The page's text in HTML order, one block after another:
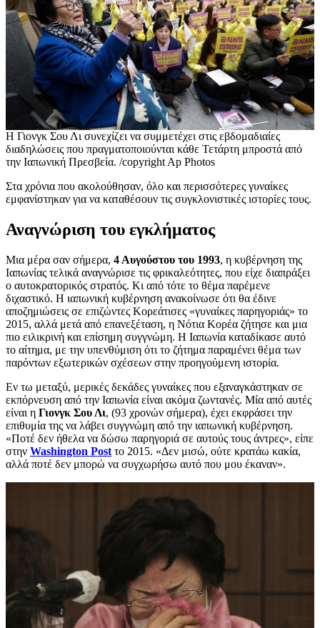
Η Γιονγκ Σου Λι συνεχίζει να συμμετέχει στις εβδομαδιαίες
διαδηλώσεις που πραγματοποιούνται κάθε Τετάρτη μπροστά από
την Ιαπωνική Πρεσβεία. /copyright Ap Photos
Στα χρόνια που ακολούθησαν, όλο και περισσότερες γυναίκες
εμφανίστηκαν για να καταθέσουν τις συγκλονιστικές ιστορίες τους.
Αναγνώριση του εγκλήματος
Μια μέρα σαν σήμερα, 4 Αυγούστου του 1993, η κυβέρνηση της
Ιαπωνίας τελικά αναγνώρισε τις φρικαλεότητες, που είχε διαπράξει
ο αυτοκρατορικός στρατός. Κι από τότε το θέμα παρέμενε
διχαστικό. Η ιαπωνική κυβέρνηση ανακοίνωσε ότι θα έδινε
αποζημιώσεις σε επιζώντες Κορεάτισες «γυναίκες παρηγοριάς» το
2015, αλλά μετά από επανεξέταση, η Νότια Κορέα ζήτησε και μια
πιο ειλικρινή και επίσημη συγγνώμη. Η Ιαπωνία καταδίκασε αυτό
το αίτημα, με την υπενθύμιση ότι το ζήτημα παραμένει θέμα των
παρόντων εξωτερικών σχέσεων στην προηγούμενη ιστορία.
Εν τω μεταξύ, μερικές δεκάδες γυναίκες που εξαναγκάστηκαν σε
εκπόρνευση από την Ιαπωνία είναι ακόμα ζωντανές. Μία από αυτές
είναι η Γιονγκ Σου Λι, (93 χρονών σήμερα), έχει εκφράσει την
επιθυμία της να λάβει συγγνώμη από την ιαπωνική κυβέρνηση.
«Ποτέ δεν ήθελα να δώσω παρηγοριά σε αυτούς τους άντρες», είπε
στην Washington Post το 2015. «Δεν μισώ, ούτε κρατάω κακία,
αλλά ποτέ δεν μπορώ να συγχωρήσω αυτό που μου έκαναν».